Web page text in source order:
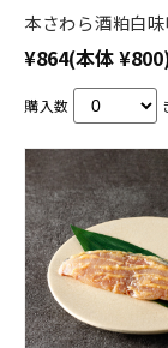
本さわら酒粕白
¥864(本体
購入数